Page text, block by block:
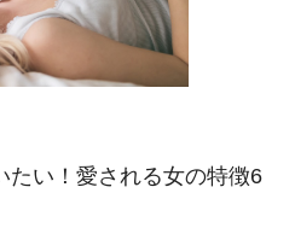
たい！愛される女の特徴6